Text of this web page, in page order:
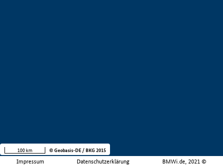
Impressum Datenschutzerklärung BMWi.de, 2021 ©
100 km © Geobasis-DE / BKG 2015